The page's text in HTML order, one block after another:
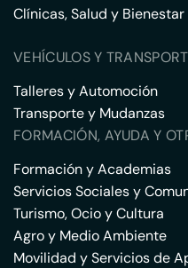
Clínicas, Salud y Bienestar
VEHÍCULOS Y
Talleres y Automoción
Transporte y Mudanzas
FORMACIÓN, AYUDA Y
Formación y Academias
Servicios Sociales y
Turismo, Ocio y Cultura
Agro y Medio Ambiente
Movilidad y Servicios de